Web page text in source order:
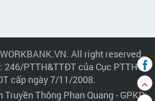
All right reserved.
246/PTTH&TTĐT của Cục PTTH-
cấp ngày 7/11/2008.
Truyền Thông Phan Quang - GPKD: